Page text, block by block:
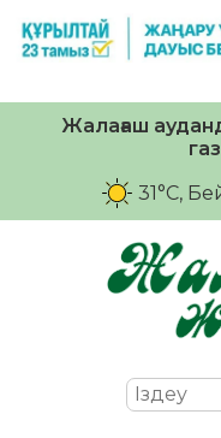
Жалағаш
31°C,